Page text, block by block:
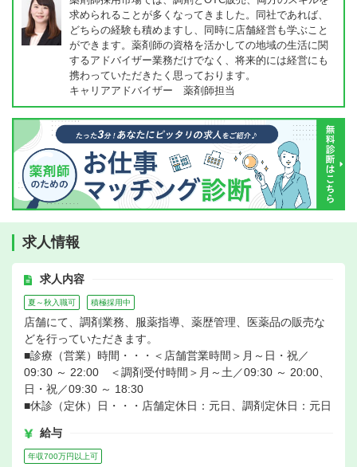
求められることが多くなってきました。同社であれば、
どちらの経験も積めますし、同時に店舗経営も学ぶこと
ができます。薬剤師の資格を活かしての地域の生活に関
するアドバイザー業務だけでなく、将来的には経営にも
携わっていただきたく思っております。
キャリアアドバイザー 薬剤師担当
求人情報
求人内容
夏～秋入職可 積極採用中
店舗にて、調剤業務、服薬指導、薬歴管理、医薬品の販売な
どを行っていただきます。
■診療（営業）時間・・・＜店舗営業時間＞月～日・祝／
09:30 ～ 22:00 ＜調剤受付時間＞月～土／09:30 ～ 20:00、
日・祝／09:30 ～ 18:30
■休診（定休）日・・・店舗定休日：元日、調剤定休日：元日
給与
年収700万円以上可